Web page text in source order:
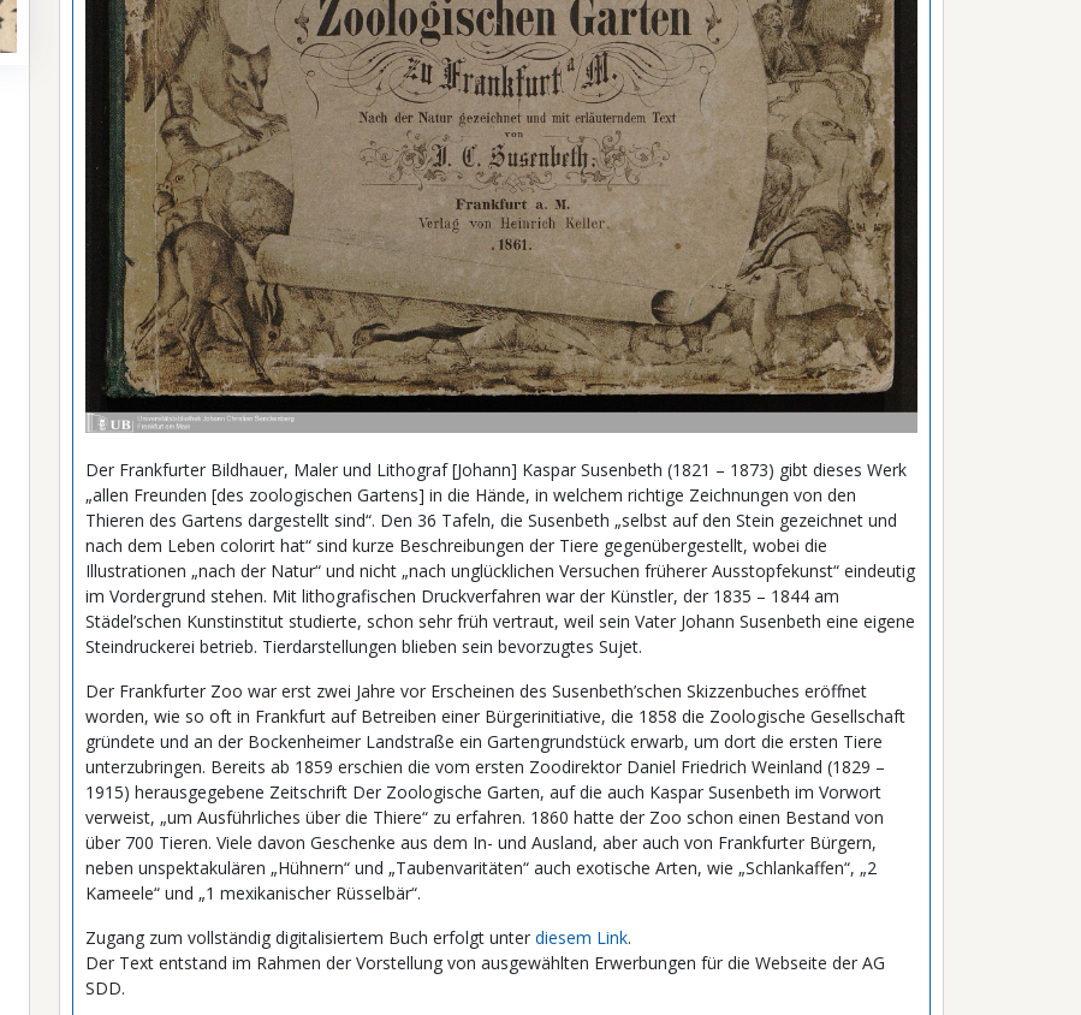
Der Frankfurter Bildhauer, Maler und Lithograf [Johann] Kaspar Susenbeth (1821 – 1873) gibt dieses Werk
„allen Freunden [des zoologischen Gartens] in die Hände, in welchem richtige Zeichnungen von den
Thieren des Gartens dargestellt sind“. Den 36 Tafeln, die Susenbeth „selbst auf den Stein gezeichnet und
nach dem Leben colorirt hat“ sind kurze Beschreibungen der Tiere gegenübergestellt, wobei die
Illustrationen „nach der Natur“ und nicht „nach unglücklichen Versuchen früherer Ausstopfekunst“ eindeutig
im Vordergrund stehen. Mit lithografischen Druckverfahren war der Künstler, der 1835 – 1844 am
Städel’schen Kunstinstitut studierte, schon sehr früh vertraut, weil sein Vater Johann Susenbeth eine eigene
Steindruckerei betrieb. Tierdarstellungen blieben sein bevorzugtes Sujet.
Der Frankfurter Zoo war erst zwei Jahre vor Erscheinen des Susenbeth’schen Skizzenbuches eröffnet
worden, wie so oft in Frankfurt auf Betreiben einer Bürgerinitiative, die 1858 die Zoologische Gesellschaft
gründete und an der Bockenheimer Landstraße ein Gartengrundstück erwarb, um dort die ersten Tiere
unterzubringen. Bereits ab 1859 erschien die vom ersten Zoodirektor Daniel Friedrich Weinland (1829 –
1915) herausgegebene Zeitschrift Der Zoologische Garten, auf die auch Kaspar Susenbeth im Vorwort
verweist, „um Ausführliches über die Thiere“ zu erfahren. 1860 hatte der Zoo schon einen Bestand von
über 700 Tieren. Viele davon Geschenke aus dem In- und Ausland, aber auch von Frankfurter Bürgern,
neben unspektakulären „Hühnern“ und „Taubenvaritäten“ auch exotische Arten, wie „Schlankaffen“, „2
Kameele“ und „1 mexikanischer Rüsselbär“.
Zugang zum vollständig digitalisiertem Buch erfolgt unter diesem Link.
Der Text entstand im Rahmen der Vorstellung von ausgewählten Erwerbungen für die Webseite der AG
SDD.